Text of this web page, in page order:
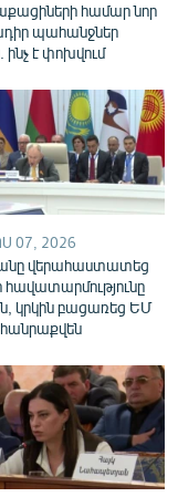
համար նոր
պահանջներ
ինչ է փոխվում
07, 2026
վերահաստատեց
կրկին բացառեց ԵՄ